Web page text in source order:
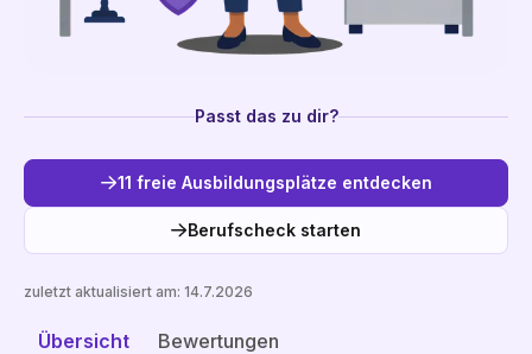
Passt das zu dir?
11 freie Ausbildungsplätze entdecken
Berufscheck starten
Übersicht Bewertungen
zuletzt aktualisiert am: 14.7.2026